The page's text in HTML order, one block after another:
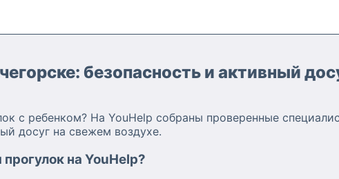
безопасность и активный
с ребенком? На YouHelp собраны проверенные
досуг на свежем воздухе.
на YouHelp?